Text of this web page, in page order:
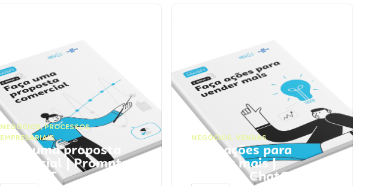
NEGÓCIOS,PROCESSOS
EMPRESARIAIS
Faça uma proposta
comercial | Prompts
ChatGPT
NEGÓCIOS, VENDAS
Faça ações para
vender mais |
Prompts ChatGPT